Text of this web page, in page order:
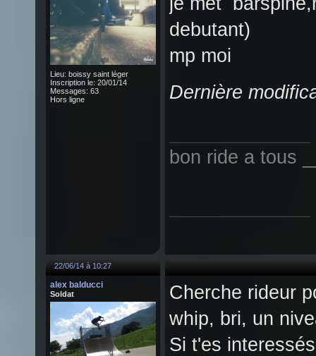
Lieu: boissy saint léger
Inscription le: 20/01/14
Messages: 63
Hors ligne
debutant)
mp moi
Dernière
bon ride a tous
22/06/14 à 10:27
alex balducci
Soldat
Cherche rideur
whip, bri, un
Si t'es